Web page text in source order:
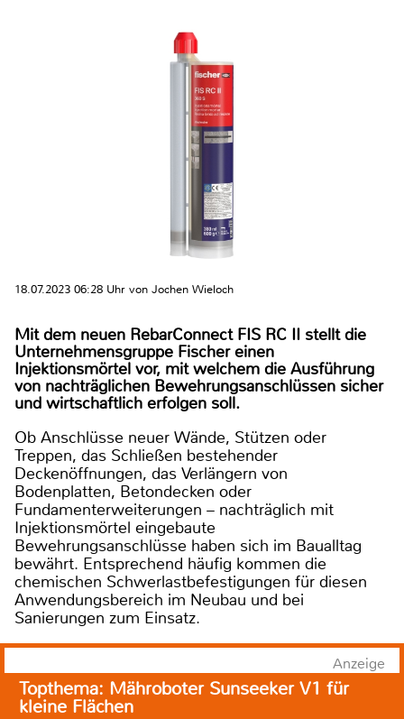
18.07.2023 06:28 Uhr von Jochen Wieloch
Mit dem neuen RebarConnect FIS RC II stellt die
Unternehmensgruppe Fischer einen
Injektionsmörtel vor, mit welchem die Ausführung
von nachträglichen Bewehrungsanschlüssen sicher
und wirtschaftlich erfolgen soll.
Ob Anschlüsse neuer Wände, Stützen oder
Treppen, das Schließen bestehender
Deckenöffnungen, das Verlängern von
Bodenplatten, Betondecken oder
Fundamenterweiterungen – nachträglich mit
Injektionsmörtel eingebaute
Bewehrungsanschlüsse haben sich im Baualltag
bewährt. Entsprechend häufig kommen die
chemischen Schwerlastbefestigungen für diesen
Anwendungsbereich im Neubau und bei
Sanierungen zum Einsatz.
Anzeige
Topthema: Mähroboter Sunseeker V1 für
kleine Flächen